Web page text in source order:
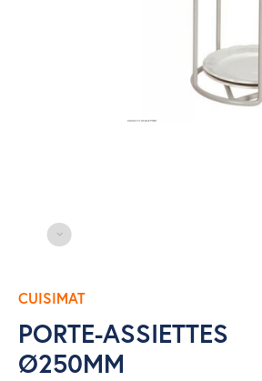
CUISIMAT
PORTE-ASSIETTES
Ø250MM